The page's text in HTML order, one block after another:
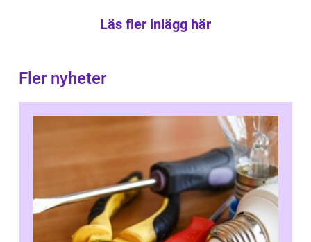
Läs fler inlägg här
Fler nyheter